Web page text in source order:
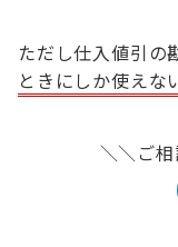
ただし仕入値引の
ときにしか使えな
＼＼ご